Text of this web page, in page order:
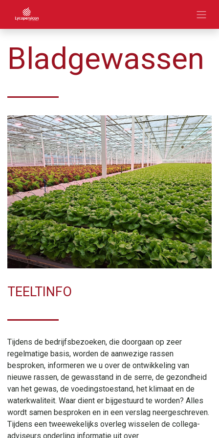
Bladgewassen
TEELTINFO
Tijdens de bedrijfsbezoeken, die doorgaan op zeer
regelmatige basis, worden de aanwezige rassen
besproken, informeren we u over de ontwikkeling van
nieuwe rassen, de gewasstand in de serre, de gezondheid
van het gewas, de voedingstoestand, het klimaat en de
waterkwaliteit. Waar dient er bijgestuurd te worden? Alles
wordt samen besproken en in een verslag neergeschreven.
Tijdens een tweewekelijks overleg wisselen de collega-
adviseurs onderling informatie uit over